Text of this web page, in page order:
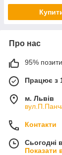
Про нас
95%
Працює з
м. Львів
Контакти
Сьогодні
Показати